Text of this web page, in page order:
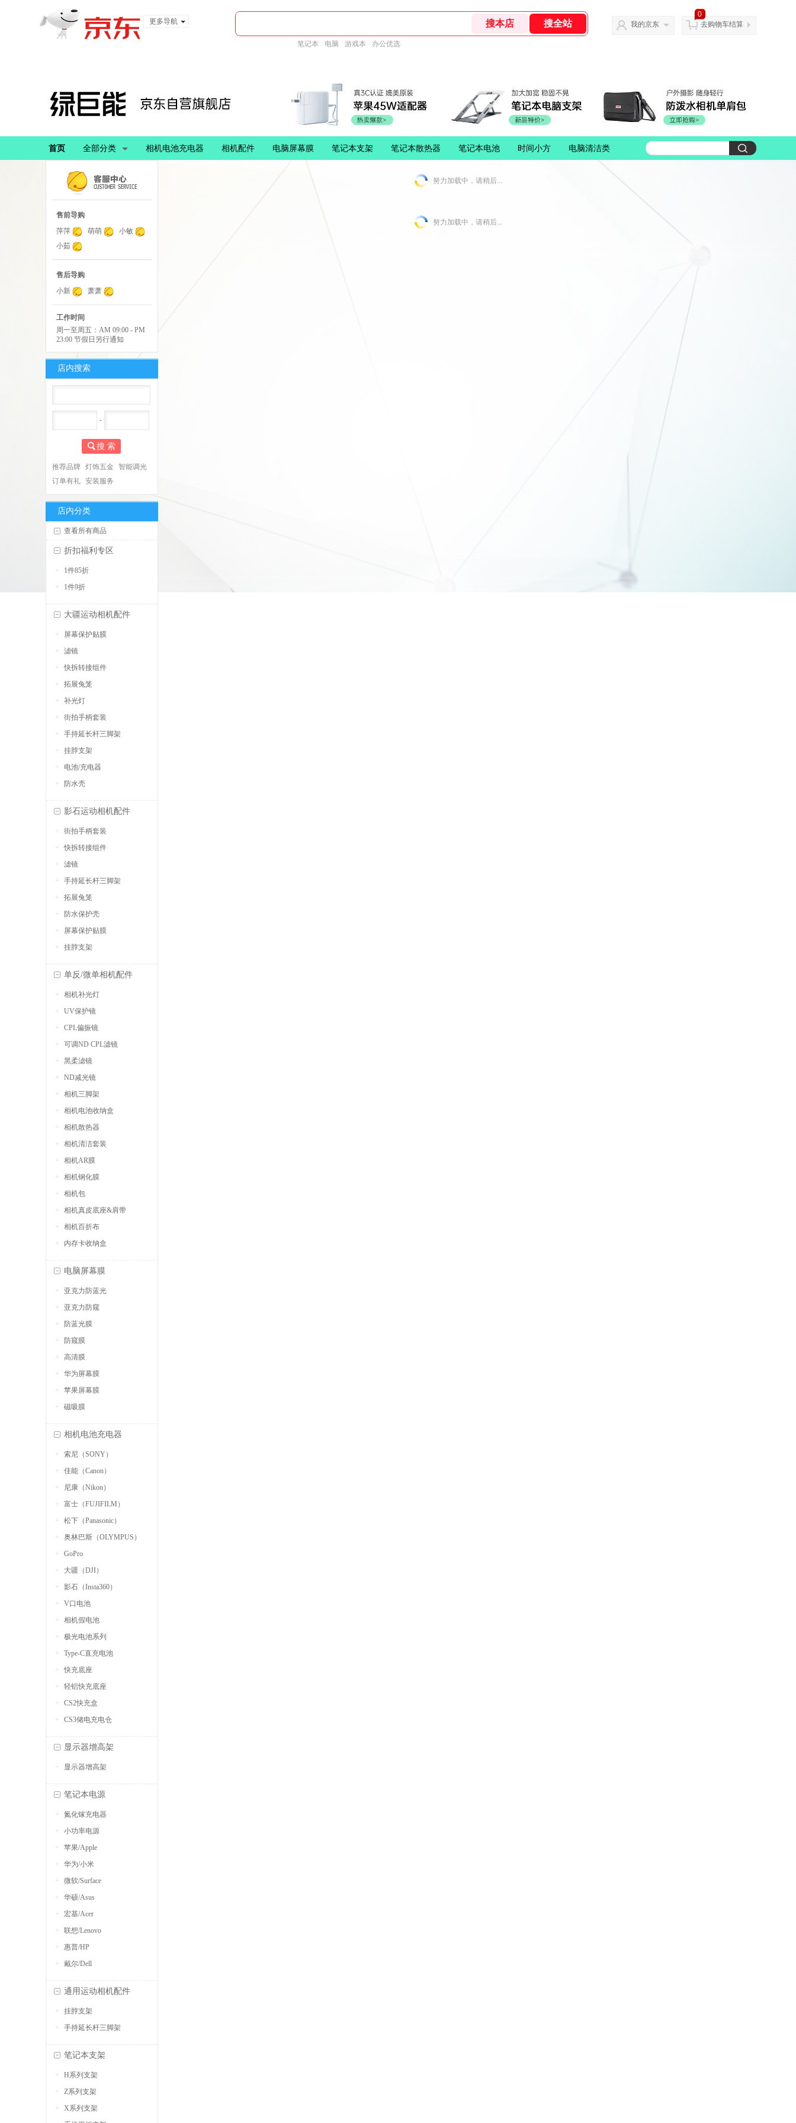
更多导航
笔记本 电脑 游戏本 办公优选
我的京东
0
去购物车结算
首页 全部分类 相机电池充电器 相机配件 电脑屏幕膜 笔记本支架 笔记本散热器 笔记本电池 时间小方 电脑清洁类
售前导购
萍萍
萌萌
小敏
小茹
售后导购
小新
萧萧
工作时间
周一至周五：AM 09:00 - PM
23:00 节假日另行通知
店内搜索
-
搜 索
推荐品牌 灯饰五金
智能调光
订单有礼 安装服务
店内分类
查看所有商品
折扣福利专区
1件85折
1件9折
大疆运动相机配件
屏幕保护贴膜
滤镜
快拆转接组件
拓展兔笼
补光灯
街拍手柄套装
手持延长杆三脚架
挂脖支架
电池/充电器
防水壳
影石运动相机配件
街拍手柄套装
快拆转接组件
滤镜
手持延长杆三脚架
拓展兔笼
防水保护壳
屏幕保护贴膜
挂脖支架
单反/微单相机配件
相机补光灯
UV保护镜
CPL偏振镜
可调ND CPL滤镜
黑柔滤镜
ND减光镜
相机三脚架
相机电池收纳盒
相机散热器
相机清洁套装
相机AR膜
相机钢化膜
相机包
相机真皮底座&肩带
相机百折布
内存卡收纳盒
电脑屏幕膜
亚克力防蓝光
亚克力防窥
防蓝光膜
防窥膜
高清膜
华为屏幕膜
苹果屏幕膜
磁吸膜
相机电池充电器
索尼（SONY）
佳能（Canon）
尼康（Nikon）
富士（FUJIFILM）
松下（Panasonic）
奥林巴斯（OLYMPUS）
GoPro
大疆（DJI）
影石（Insta360）
V口电池
相机假电池
极光电池系列
Type-C直充电池
快充底座
轻铝快充底座
CS2快充盒
CS3储电充电仓
显示器增高架
显示器增高架
笔记本电源
氮化镓充电器
小功率电源
苹果/Apple
华为/小米
微软/Surface
华硕/Asus
宏基/Acer
联想/Lenovo
惠普/HP
戴尔/Dell
通用运动相机配件
挂脖支架
手持延长杆三脚架
笔记本支架
H系列支架
Z系列支架
X系列支架
努力加载中，请稍后...
努力加载中，请稍后...